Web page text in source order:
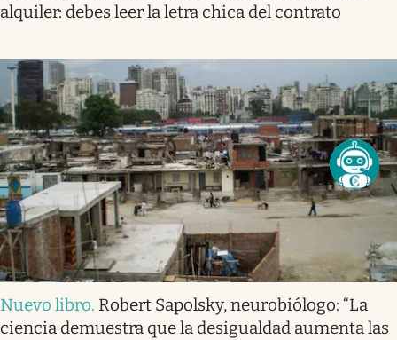
alquiler: debes leer la letra chica del contrato
Nuevo libro. Robert Sapolsky, neurobiólogo: “La
ciencia demuestra que la desigualdad aumenta las